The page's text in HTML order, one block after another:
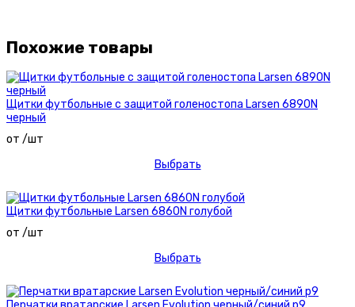
Похожие товары
Щитки футбольные с защитой голеностопа Larsen 6890N
черный
от /шт
Выбрать
Щитки футбольные Larsen 6860N голубой
от /шт
Выбрать